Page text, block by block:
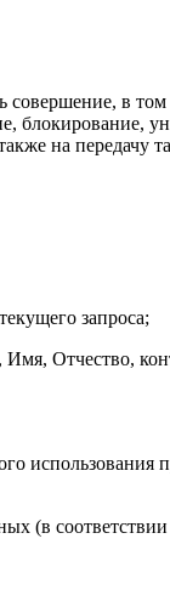
совершение, в
блокирование,
на передачу
запроса;
Отчество,
использования
(в